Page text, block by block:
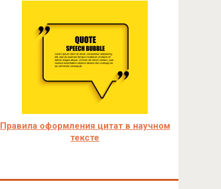
Правила оформления цитат в научном
тексте